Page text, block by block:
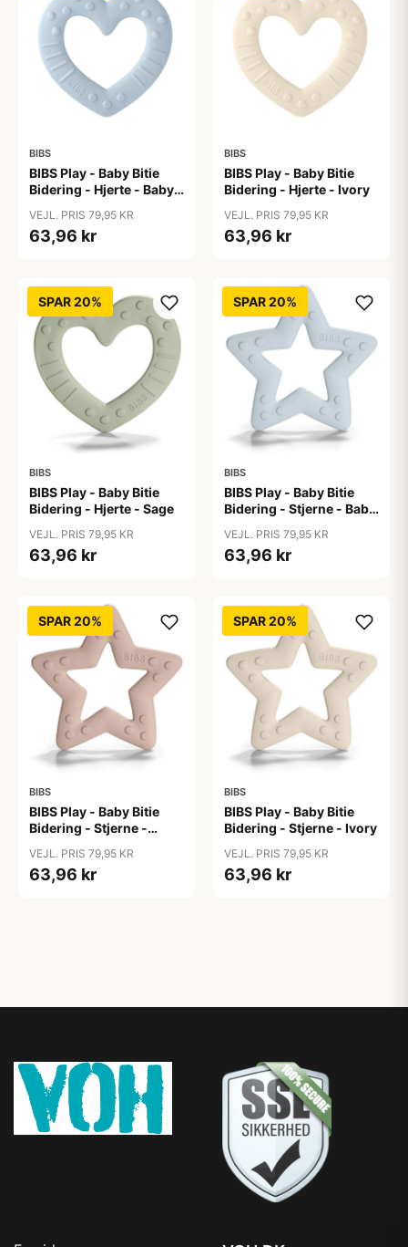
BIBS
BIBS Play - Baby Bitie
Bidering - Hjerte - Baby
VEJL. PRIS 79,95 KR
63,96 kr
BIBS
BIBS Play - Baby Bitie
Bidering - Hjerte - Ivory
VEJL. PRIS 79,95 KR
63,96 kr
SPAR 20%
BIBS
BIBS Play - Baby Bitie
Bidering - Hjerte - Sage
VEJL. PRIS 79,95 KR
63,96 kr
SPAR 20%
BIBS
BIBS Play - Baby Bitie
Bidering - Stjerne - Baby
VEJL. PRIS 79,95 KR
63,96 kr
SPAR 20%
BIBS
BIBS Play - Baby Bitie
Bidering - Stjerne -
VEJL. PRIS 79,95 KR
63,96 kr
SPAR 20%
BIBS
BIBS Play - Baby Bitie
Bidering - Stjerne - Ivory
VEJL. PRIS 79,95 KR
63,96 kr